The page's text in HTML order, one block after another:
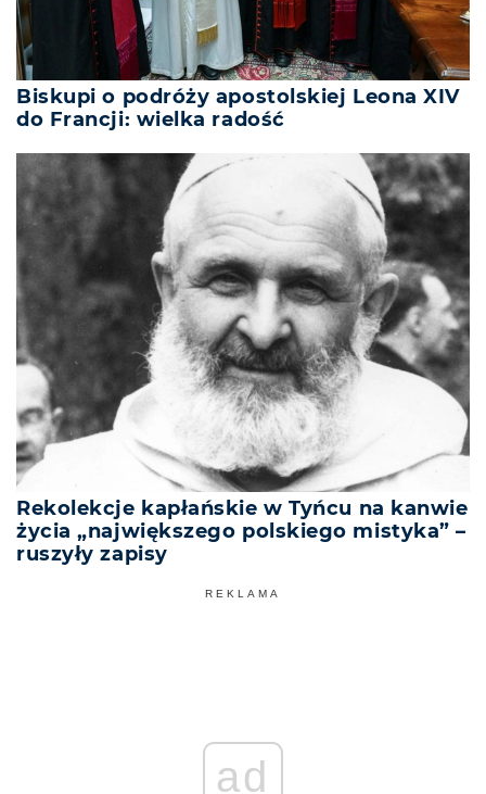
Biskupi o podróży apostolskiej Leona XIV
do Francji: wielka radość
Rekolekcje kapłańskie w Tyńcu na kanwie
życia „największego polskiego mistyka” –
ruszyły zapisy
REKLAMA
ad